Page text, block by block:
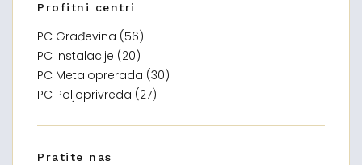
Profitni centri
PC Građevina (56)
PC Instalacije (20)
PC Metaloprerada (30)
PC Poljoprivreda (27)
Pratite nas